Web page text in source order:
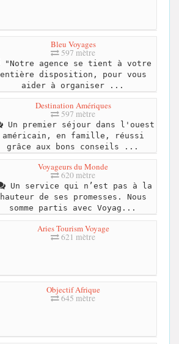
Bleu Voyages
597 mètre
"Notre agence se tient à votre
entière disposition, pour vous
aider à organiser ...
Destination Amériques
597 mètre
Un premier séjour dans l'ouest
américain, en famille, réussi
grâce aux bons conseils ...
Voyageurs du Monde
620 mètre
Un service qui n’est pas à la
hauteur de ses promesses. Nous
somme partis avec Voyag...
Aries Tourism Voyage
621 mètre
Objectif Afrique
645 mètre